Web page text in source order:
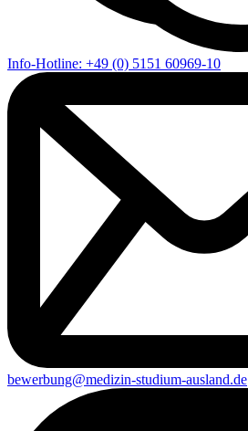
Info-Hotline: +49 (0) 5151 60969-10
bewerbung@medizin-studium-ausland.de